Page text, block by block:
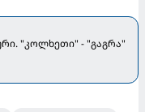
"კოლხეთი" - "გაგრა"